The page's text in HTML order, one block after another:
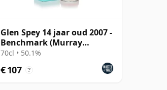
Glen Spey 14 jaar oud 2007 -
Benchmark (Murray
McDavid)
70cl • 50.1%
€ 107 ?